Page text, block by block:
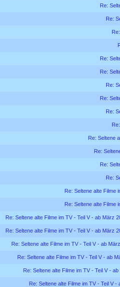
Re:
Re:
Re:
Re:
Re:
Re:
Re:
Re: Seltene
Re:
Re:
Re:
Re: Seltene alte Filme
Re: Seltene alte Filme
Re: Seltene alte Filme im TV - Teil V - ab März
Re: Seltene alte Filme im TV - Teil V - ab März
Re: Seltene alte Filme im TV - Teil V - ab
Re: Seltene alte Filme im TV - Teil V - ab
Re: Seltene alte Filme im TV - Teil V -
Re: Seltene alte Filme im TV - Teil V -